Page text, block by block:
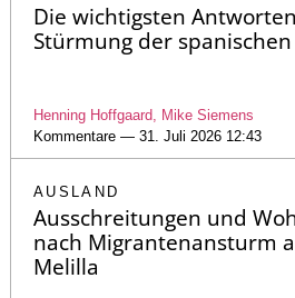
Die wichtigsten
Stürmung der spanischen
Henning Hoffgaard, Mike Siemens
Kommentare — 31. Juli 2026 12:43
AUSLAND
Ausschreitungen und
nach Migrantenansturm
Melilla